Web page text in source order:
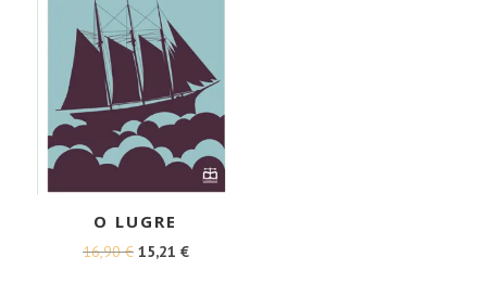
O LUGRE
16,90€ O
15,21 €O